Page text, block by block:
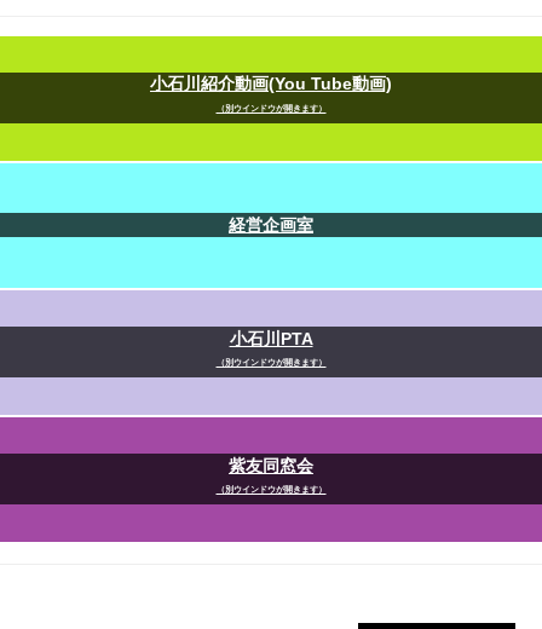
小石川紹介動画(You Tube動画)
（別ウインドウが開きます）
経営企画室
小石川PTA
（別ウインドウが開きます）
紫友同窓会
（別ウインドウが開きます）